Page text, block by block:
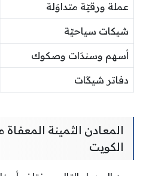
عملة ورقيّة متداوَلة
شيكات سياحيّة
أسهم وسندَات وصكوك
دفاتر شيكَات
المعادن الثمينة
الكويت